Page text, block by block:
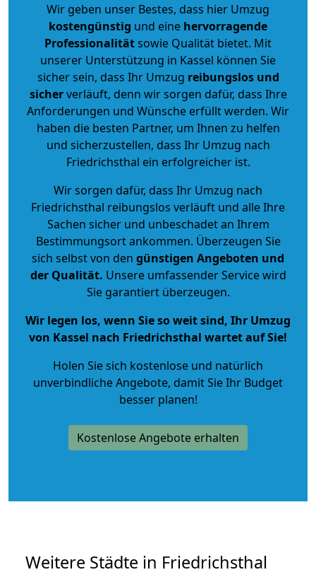
Wir geben unser Bestes, dass hier Umzug
kostengünstig und eine hervorragende
Professionalitätsowie Qualität bietet. Mit
unserer Unterstützung in Kassel können Sie
sicher sein, dass Ihr Umzug reibungslos und
sicherverläuft, denn wir sorgen dafür, dass Ihre
Anforderungen und Wünsche erfüllt werden. Wir
haben die besten Partner, um Ihnen zu helfen
und sicherzustellen, dass Ihr Umzug nach
Friedrichsthal ein erfolgreicher ist.
Wir sorgen dafür, dass Ihr Umzug nach
Friedrichsthal reibungslos verläuft und alle Ihre
Sachen sicher und unbeschadet an Ihrem
Bestimmungsort ankommen. Überzeugen Sie
sich selbst von den günstigen Angeboten und
der Qualität. Unsere umfassender Service wird
Sie garantiert überzeugen.
Wir legen los, wenn Sie so weit sind, Ihr Umzug
von Kassel nach Friedrichsthal wartet auf Sie!
Holen Sie sich kostenlose und natürlich
unverbindliche Angebote, damit Sie Ihr Budget
besser planen!
Kostenlose Angebote erhalten
Weitere Städte in Friedrichsthal